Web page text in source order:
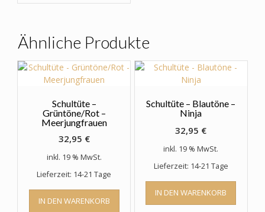
Optionen
können
auf
der
gewählt
werden
Ähnliche Produkte
Schultüte –
Grüntöne/Rot –
Meerjungfrauen
32,95 €
inkl. 19 % MwSt.
Lieferzeit: 14-21 Tage
IN DEN WARENKORB
Schultüte – Blautöne –
Ninja
32,95 €
inkl. 19 % MwSt.
Lieferzeit: 14-21 Tage
IN DEN WARENKORB